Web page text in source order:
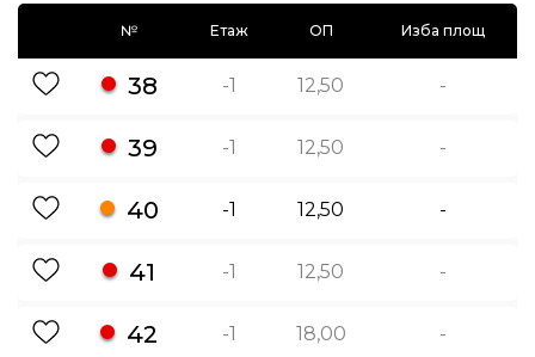
№ Етаж ОП Изба площ
38 -1 12,50 -
39 -1 12,50 -
40 -1 12,50 -
41 -1 12,50 -
42 -1 18,00 -